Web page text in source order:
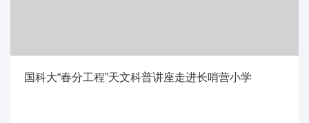
国科大“春分工程”天文科普讲座走进长哨营小学